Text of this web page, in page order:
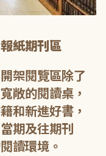
紙期刊區
架閱覽區除了
敞的閱讀桌，
和新進好書，
期及往期刊
讀環境。